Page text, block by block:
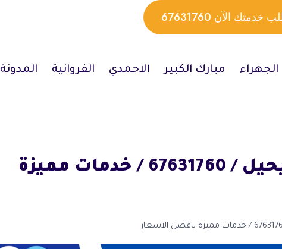
خدمتك الآن 67631760
الجهراء مبارك الكبير الاحمدي الفروانية المدونة
تسليك مجاري الفحيحيل / 67631760 / خدمات مميزة